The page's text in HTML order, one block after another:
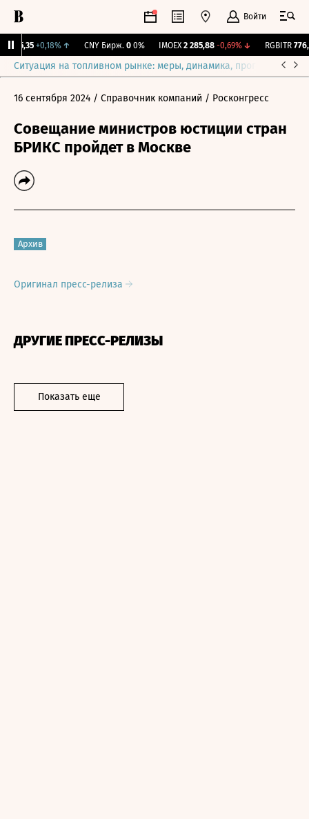
Войти
115,35 +0,18% ↑ CNY Бирж. 0 0% IMOEX 2 285,88 -0,69%↓ RGBITR
Ситуация на топливном рынке: меры, динамика, прогнозы
16 сентября 2024 / Справочник компаний / Росконгресс
Совещание министров юстиции стран
БРИКС пройдет в Москве
Архив
Оригинал пресс-релиза
ДРУГИЕ ПРЕСС-РЕЛИЗЫ
Показать еще